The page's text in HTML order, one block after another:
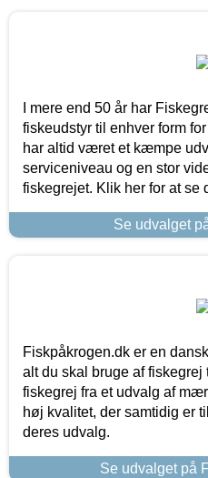
I mere end 50 år har
fiskeudstyr til enhver form
har altid været et kæmpe
serviceniveau og en stor
fiskegrejet. Klik her for at se
Se udvalget
Fiskpåkrogen.dk er en
alt du skal bruge af
fiskegrej fra et udvalg af
høj kvalitet, der samtidig er
deres udvalg.
Se udvalget på